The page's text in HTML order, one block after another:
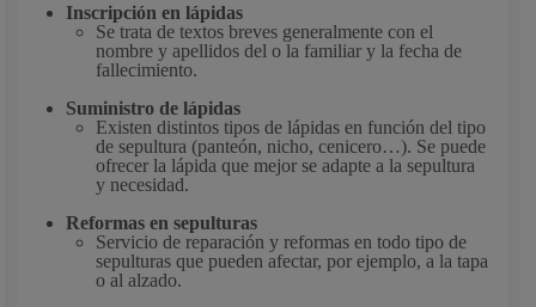
Inscripción en lápidas
Se trata de textos breves generalmente con el
nombre y apellidos del o la familiar y la fecha de
fallecimiento.
Suministro de lápidas
Existen distintos tipos de lápidas en función del tipo
de sepultura (panteón, nicho, cenicero…). Se puede
ofrecer la lápida que mejor se adapte a la sepultura
y necesidad.
Reformas en sepulturas
Servicio de reparación y reformas en todo tipo de
sepulturas que pueden afectar, por ejemplo, a la tapa
o al alzado.